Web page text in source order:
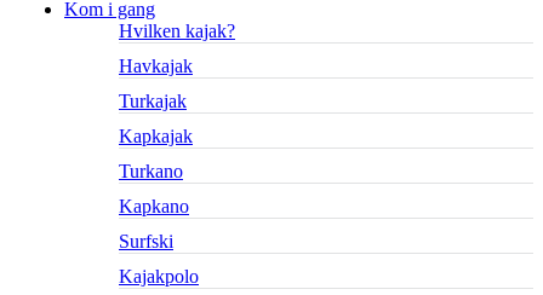
Kom i gang
Hvilken kajak?
Havkajak
Turkajak
Kapkajak
Turkano
Kapkano
Surfski
Kajakpolo